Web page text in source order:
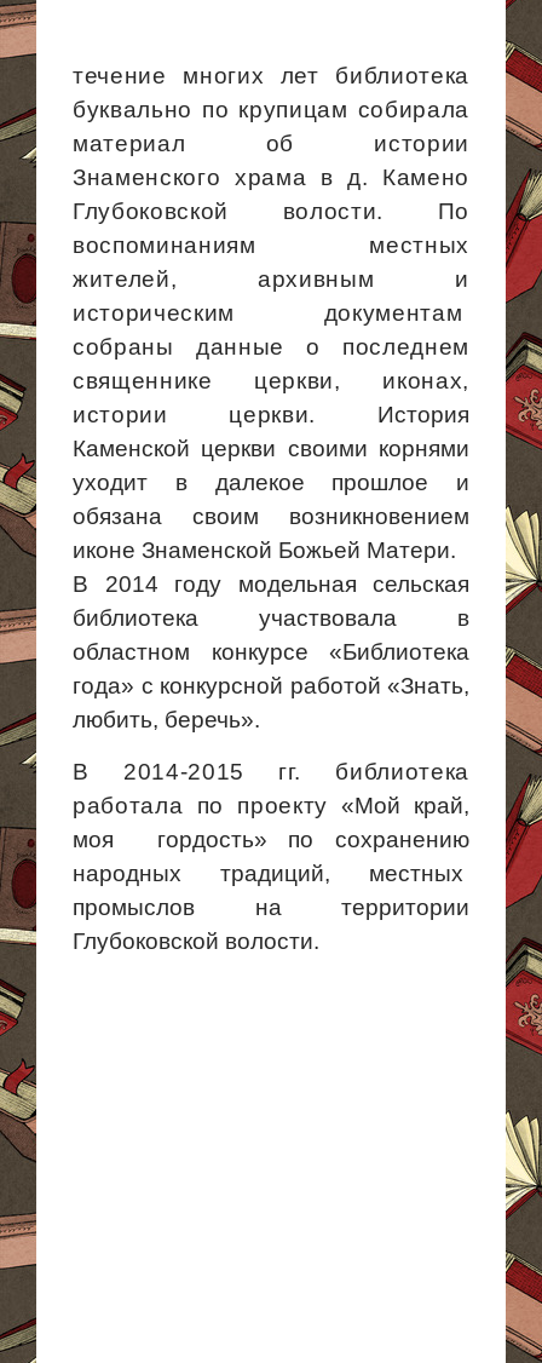
течение многих лет библиотека
буквально по крупицам собирала
материал об истории
Знаменского храма в д. Камено
Глубоковской волости. По
воспоминаниям местных
жителей, архивным и
историческим документам
собраны данные о последнем
священнике церкви, иконах,
истории церкви. История
Каменской церкви своими корнями
уходит в далекое прошлое и
обязана своим возникновением
иконе Знаменской Божьей Матери.
В 2014 году модельная сельская
библиотека участвовала в
областном конкурсе «Библиотека
года» с конкурсной работой «Знать,
любить, беречь».
В 2014-2015 гг. библиотека
работала по проекту«Мой край,
моя гордость» по сохранению
народных традиций, местных
промыслов на территории
Глубоковской волости.